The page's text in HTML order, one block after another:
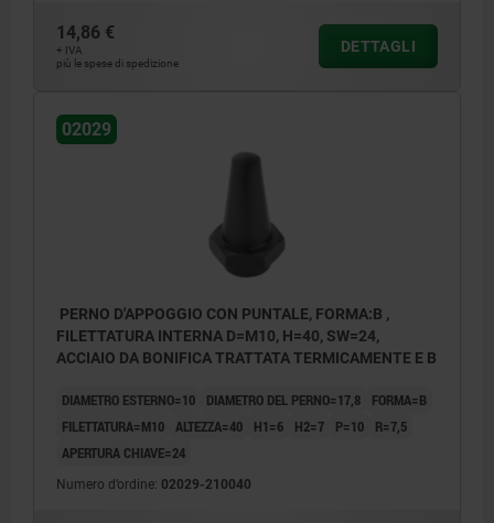
14,86 €
+ IVA
più le spese di spedizione
DETTAGLI
02029
PERNO D'APPOGGIO CON PUNTALE, FORMA:B ,
FILETTATURA INTERNA D=M10, H=40, SW=24,
ACCIAIO DA BONIFICA TRATTATA TERMICAMENTE E B
DIAMETRO ESTERNO=10 DIAMETRO DEL PERNO=17,8
FORMA=B
FILETTATURA=M10 ALTEZZA=40 H1=6 H2=7 P=10
R=7,5
APERTURA CHIAVE=24
Numero d’ordine: 02029-210040